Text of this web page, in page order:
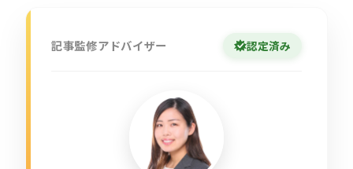
記事監修アドバイザー 認定済み